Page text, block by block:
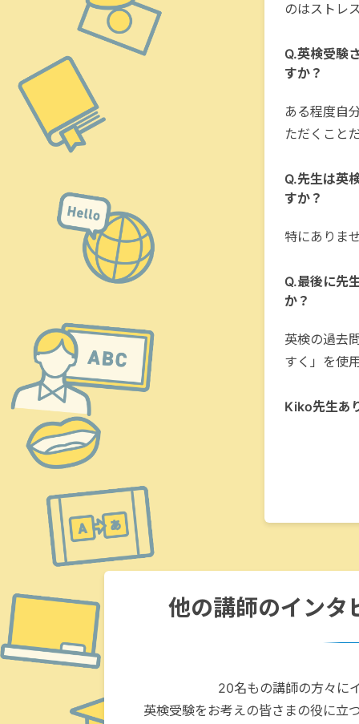
のはストレ
Q.英検受験
すか？
ある程度自
ただくこと
Q.先生は英
すか？
特にありま
Q.最後に先
か？
英検の過去
すく」を使
Kiko先生あ
他の講師のインタ
20名もの講師の方々に
英検受験をお考えの皆さまの役に立